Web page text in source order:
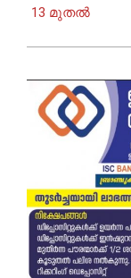
13 മുതൽ